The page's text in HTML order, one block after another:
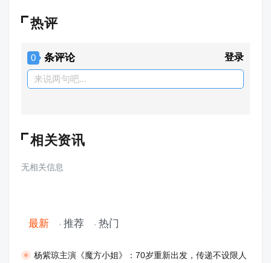
热评
0 条评论 登录
来说两句吧...
相关资讯
无相关信息
最新 推荐 热门
​杨紫琼主演《魔方小姐》：70岁重新出发，传递不设限人